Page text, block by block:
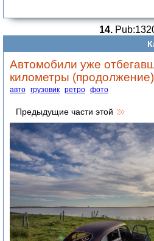
14.
Автомобили уже
километры
авто грузовик ретро фото
Предыдущие части этой